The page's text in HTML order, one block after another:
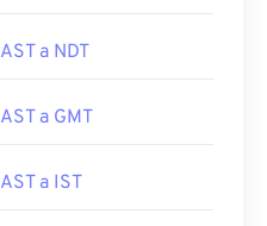
AST a NDT
AST a GMT
AST a IST